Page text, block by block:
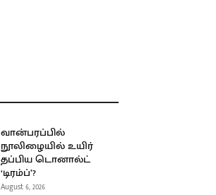
வான்பரப்பில்
நூலிழையில் உயிர்
தப்பிய டொனால்ட்
‘டிரம்ப்’?
August 6, 2026